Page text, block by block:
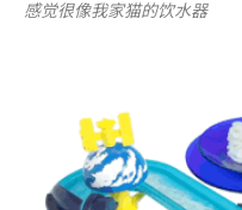
感觉很像我家猫的饮水器